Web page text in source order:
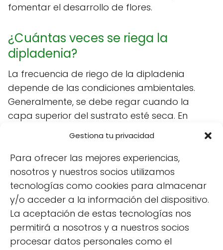
Gestiona tu privacidad
Para ofrecer las mejores experiencias,
nosotros y nuestros socios utilizamos
tecnologías como cookies para almacenar
y/o acceder a la información del dispositivo.
La aceptación de estas tecnologías nos
permitirá a nosotros y a nuestros socios
procesar datos personales como el
fomentar el desarrollo de flores.
¿Cuántas veces se riega la
dipladenia?
La frecuencia de riego de la dipladenia
depende de las condiciones ambientales.
Generalmente, se debe regar cuando la
capa superior del sustrato esté seca. En
tres días, mientras que en climas más fríos
puede ser solo una vez por semana. Es
fundamental evitar el encharcamiento, ya
que esto puede provocar enfermedades en
la raíz.
¿Por qué se le caen las hojas a la
dipladenia?